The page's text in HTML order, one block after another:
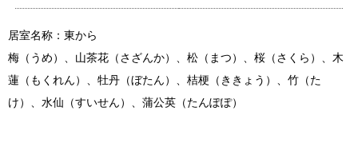
居室名称：東から
梅（うめ）、山茶花（さざんか）、松（まつ）、桜（さくら）、木
蓮（もくれん）、牡丹（ぼたん）、桔梗（ききょう）、竹（た
け）、水仙（すいせん）、蒲公英（たんぽぽ）